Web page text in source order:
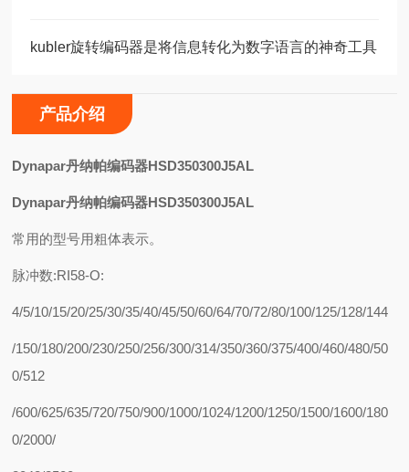
kubler旋转编码器是将信息转化为数字语言的神奇工具
产品介绍
Dynapar丹纳帕编码器HSD350300J5AL
Dynapar丹纳帕编码器HSD350300J5AL
常用的型号用粗体表示。
脉冲数:RI58-O:
4/5/10/15/20/25/30/35/40/45/50/60/64/70/72/80/100/125/128/144
/150/180/200/230/250/256/300/314/350/360/375/400/460/480/50
0/512
/600/625/635/720/750/900/1000/1024/1200/1250/1500/1600/180
0/2000/